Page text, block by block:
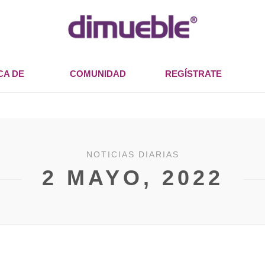
DE COMUNIDAD REGÍSTRATE
NOTICIAS DIARIAS
2 MAYO, 2022